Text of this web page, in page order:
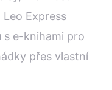
Express
s e-knihami pro
přes vlastní